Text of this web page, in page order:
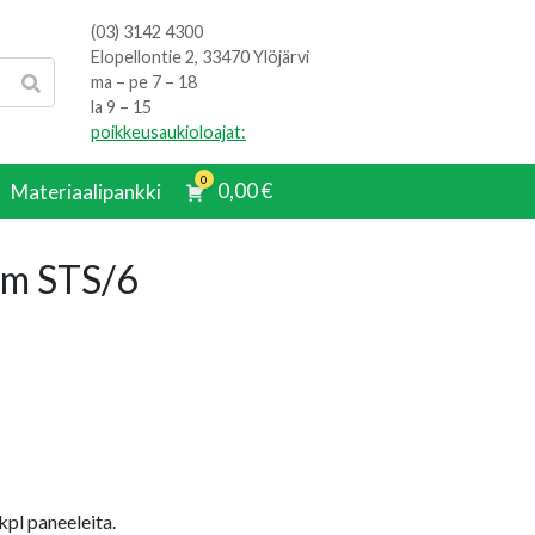
(03) 3142 4300
Elopellontie 2, 33470 Ylöjärvi
ma – pe 7 – 18
la 9 – 15
poikkeusaukioloajat:
Materiaalipankki 0 0,00€
STS/6
paneeleita.